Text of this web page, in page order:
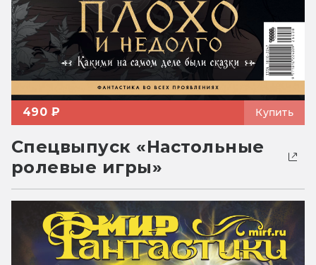
490 ₽ Купить
Спецвыпуск «Настольные
ролевые игры»